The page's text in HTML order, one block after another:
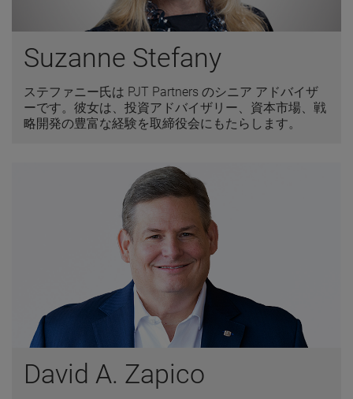
Suzanne Stefany
ステファニー氏は PJT Partners のシニア アドバイザ
ーです。彼女は、投資アドバイザリー、資本市場、戦
略開発の豊富な経験を取締役会にもたらします。
David A. Zapico